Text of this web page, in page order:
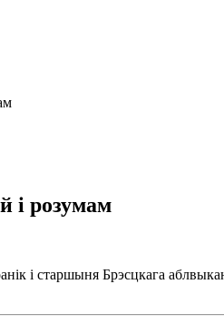
і розумам
і старшыня Брэсцкага